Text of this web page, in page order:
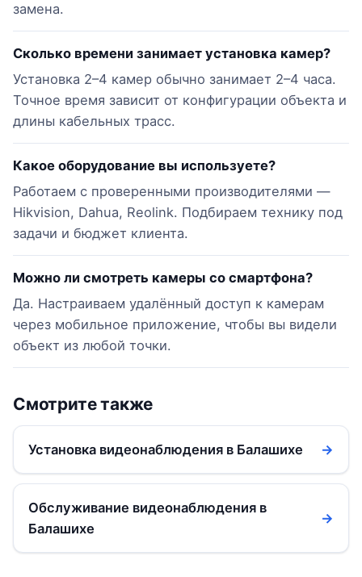
замена.
Сколько времени занимает установка камер?
Установка 2–4 камер обычно занимает 2–4 часа.
Точное время зависит от конфигурации объекта и
длины кабельных трасс.
Какое оборудование вы используете?
Работаем с проверенными производителями —
Hikvision, Dahua, Reolink. Подбираем технику под
задачи и бюджет клиента.
Можно ли смотреть камеры со смартфона?
Да. Настраиваем удалённый доступ к камерам
через мобильное приложение, чтобы вы видели
объект из любой точки.
Смотрите также
Установка видеонаблюдения в Балашихе →
Обслуживание видеонаблюдения в
Балашихе
→